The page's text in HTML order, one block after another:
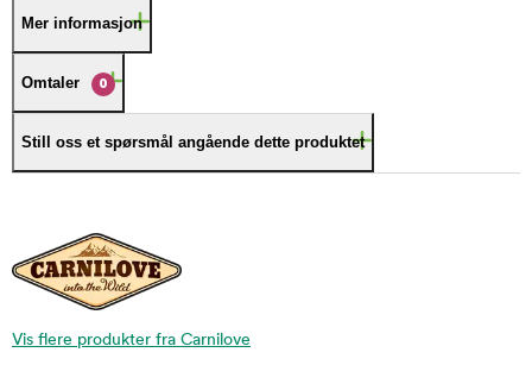
Mer informasjon
Omtaler 0
Still oss et spørsmål angående dette produktet
Vis flere produkter fra Carnilove